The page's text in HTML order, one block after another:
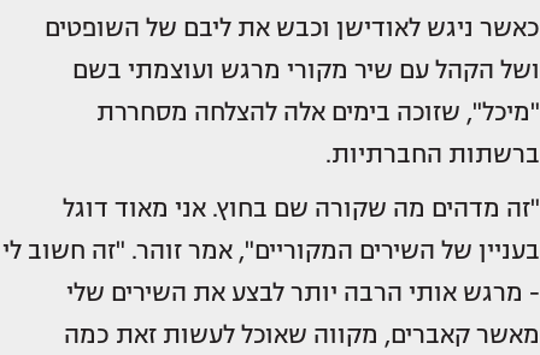
כאשר ניגש לאודישן וכבש את ליבם של השופטים
ושל הקהל עם שיר מקורי מרגש ועוצמתי בשם
"מיכל", שזוכה בימים אלה להצלחה מסחררת
ברשתות החברתיות.
"זה מדהים מה שקורה שם בחוץ. אני מאוד דוגל
בעניין של השירים המקוריים", אמר זוהר. "זה חשוב לי
- מרגש אותי הרבה יותר לבצע את השירים שלי
מאשר קאברים, מקווה שאוכל לעשות זאת כמה